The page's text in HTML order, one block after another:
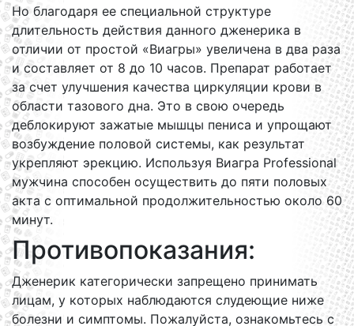
Но благодаря ее специальной структуре
длительность действия данного дженерика в
отличии от простой «Виагры» увеличена в два раза
и составляет от 8 до 10 часов. Препарат работает
за счет улучшения качества циркуляции крови в
области тазового дна. Это в свою очередь
деблокируют зажатые мышцы пениса и упрощают
возбуждение половой системы, как результат
укрепляют эрекцию. Используя Виагра Professional
мужчина способен осуществить до пяти половых
акта с оптимальной продолжительностью около 60
минут.
Противопоказания:
Дженерик категорически запрещено принимать
лицам, у которых наблюдаются слудеющие ниже
болезни и симптомы. Пожалуйста, ознакомьтесь с